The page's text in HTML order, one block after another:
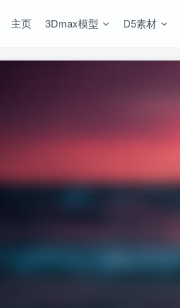
主页 3Dmax模型 D5素材